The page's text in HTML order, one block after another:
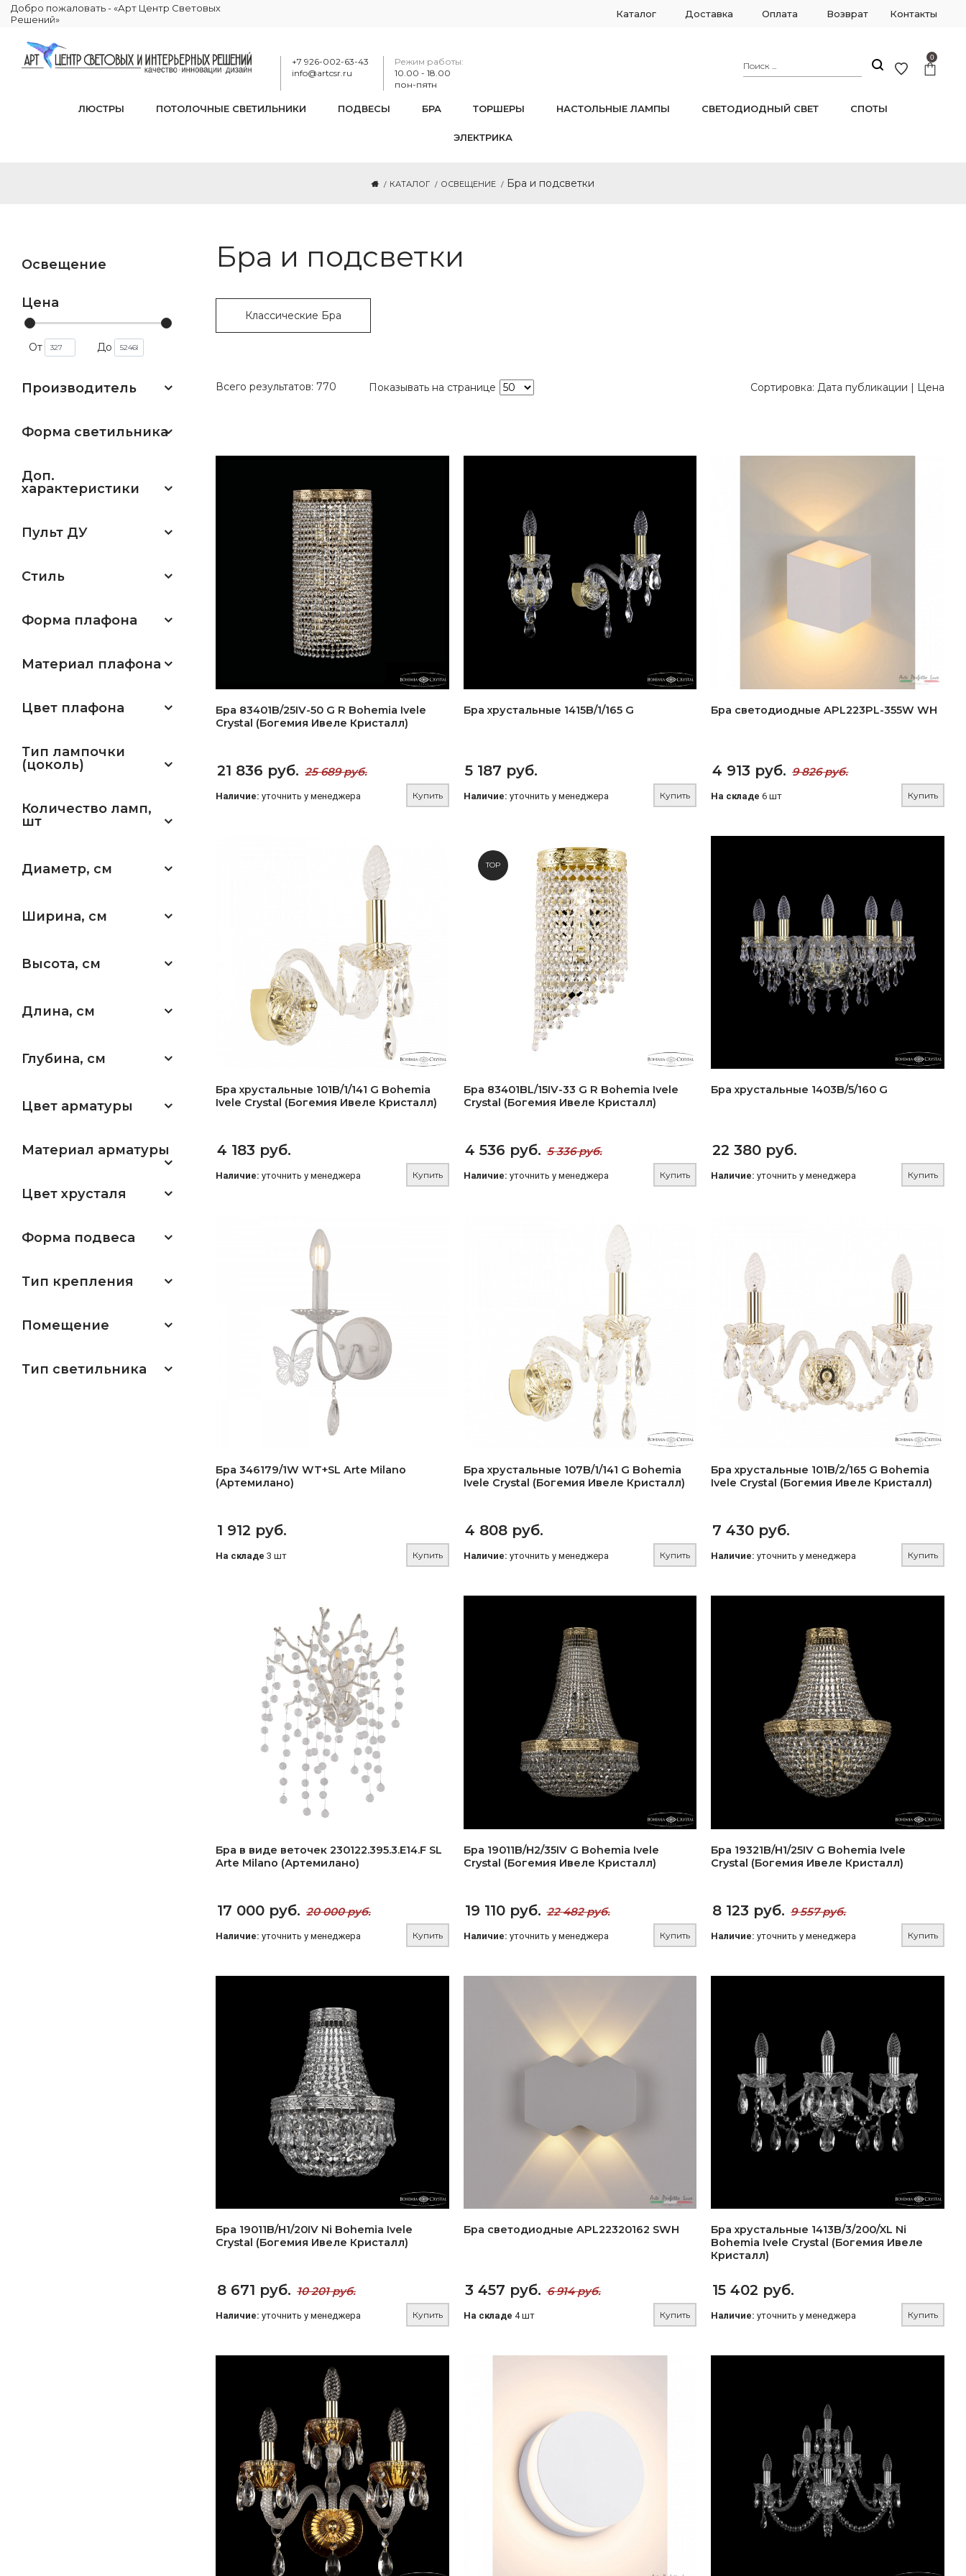
Добро пожаловать - «Арт Центр Световых
Решений»
Каталог Доставка Оплата Возврат Контакты
+7 926-002-63-43
info@artcsr.ru
Режим работы:
10.00 - 18.00
пон-пятн
0
ЛЮСТРЫ ПОТОЛОЧНЫЕ СВЕТИЛЬНИКИ ПОДВЕСЫ БРА ТОРШЕРЫ НАСТОЛЬНЫЕ ЛАМПЫ СВЕТОДИОДНЫЙ СВЕТ СПОТЫ
ЭЛЕКТРИКА
КАТАЛОГ ОСВЕЩЕНИЕ Бра и подсветки
Бра и подсветки
Классические Бра
Всего результатов: 770 Показывать на странице Сортировка: Дата публикации | Цена
Бра 83401B/25IV-50 G R Bohemia Ivele
Crystal (Богемия Ивеле Кристалл)
21 836 руб. 25 689 руб.
Наличие: уточнить у менеджера Купить
Бра хрустальные 1415B/1/165 G
5 187 руб.
Наличие: уточнить у менеджера Купить
Бра светодиодные APL223PL-355W WH
4 913 руб. 9 826 руб.
На складе 6 шт Купить
Бра хрустальные 101B/1/141 G Bohemia
Ivele Crystal (Богемия Ивеле Кристалл)
4 183 руб.
Наличие: уточнить у менеджера Купить
TOP
Бра 83401BL/15IV-33 G R Bohemia Ivele
Crystal (Богемия Ивеле Кристалл)
4 536 руб. 5 336 руб.
Наличие: уточнить у менеджера Купить
Бра хрустальные 1403B/5/160 G
22 380 руб.
Наличие: уточнить у менеджера Купить
Бра 346179/1W WT+SL Arte Milano
(Артемилано)
1 912 руб.
На складе 3 шт Купить
Бра хрустальные 107B/1/141 G Bohemia
Ivele Crystal (Богемия Ивеле Кристалл)
4 808 руб.
Наличие: уточнить у менеджера Купить
Бра хрустальные 101B/2/165 G Bohemia
Ivele Crystal (Богемия Ивеле Кристалл)
7 430 руб.
Наличие: уточнить у менеджера Купить
Бра в виде веточек 230122.395.3.E14.F SL
Arte Milano (Артемилано)
17 000 руб. 20 000 руб.
Наличие: уточнить у менеджера Купить
Бра 19011B/H2/35IV G Bohemia Ivele
Crystal (Богемия Ивеле Кристалл)
19 110 руб. 22 482 руб.
Наличие: уточнить у менеджера Купить
Бра 19321B/H1/25IV G Bohemia Ivele
Crystal (Богемия Ивеле Кристалл)
8 123 руб. 9 557 руб.
Наличие: уточнить у менеджера Купить
Бра 19011B/H1/20IV Ni Bohemia Ivele
Crystal (Богемия Ивеле Кристалл)
8 671 руб. 10 201 руб.
Наличие: уточнить у менеджера Купить
Бра светодиодные APL22320162 SWH
3 457 руб. 6 914 руб.
На складе 4 шт Купить
Бра хрустальные 1413B/3/200/XL Ni
Bohemia Ivele Crystal (Богемия Ивеле
Кристалл)
15 402 руб.
Наличие: уточнить у менеджера Купить
Освещение
Цена
От До
Производитель
Форма светильника
Доп.
характеристики
Пульт ДУ
Стиль
Форма плафона
Материал плафона
Цвет плафона
Тип лампочки
(цоколь)
Количество ламп,
шт
Диаметр, см
Ширина, см
Высота, см
Длина, см
Глубина, см
Цвет арматуры
Материал арматуры
Цвет хрусталя
Форма подвеса
Тип крепления
Помещение
Тип светильника